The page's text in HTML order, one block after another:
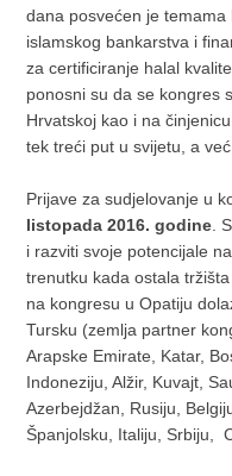
dana posvećen je
islamskog bankarstva i
za certificiranje halal
ponosni su da se kongres
Hrvatskoj kao i na
tek treći put u svijetu, a
Prijave za sudjelovanje u
listopada 2016. godine .
i razviti svoje potencijale
trenutku kada ostala
na kongresu u Opatiju
Tursku (zemlja partner
Arapske Emirate, Katar,
Indoneziju, Alžir, Kuvajt,
Azerbejdžan, Rusiju,
Španjolsku, Italiju, Srbiju,